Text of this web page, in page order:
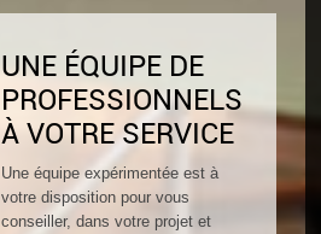
UNE ÉQUIPE DE
PROFESSIONNELS
À VOTRE SERVICE
Une équipe expérimentée est à
votre disposition pour vous
conseiller, dans votre projet et